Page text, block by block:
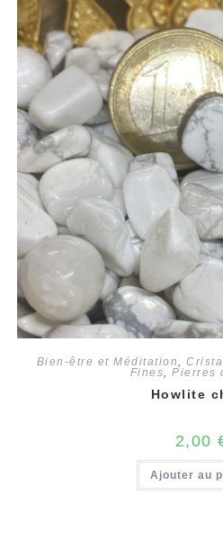
Bien-être et Méditation,
Fines,Pierres
Howlite
2,00
Ajouter au